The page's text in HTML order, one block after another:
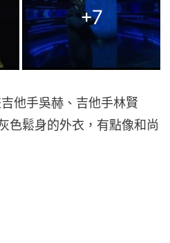
+7
他手吳赫、吉他手林賢
色鬆身的外衣，有點像和尚